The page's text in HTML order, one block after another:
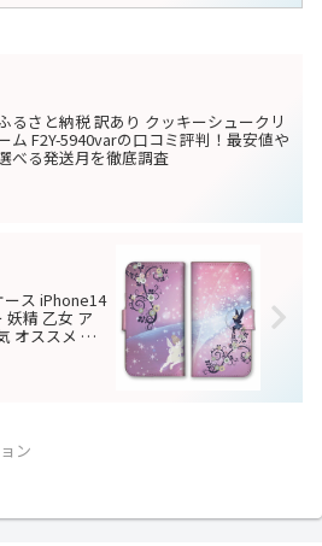
安値やどこで買えるか徹底調査
はじめに：バイカラーでおしゃれを格上
「GROOVER GRAND」の本革切り替え長
財布（...
タオルハンカチ KH8260
判！最安値やどこで買えるか徹底
タオルハンカチが選ばれる理由大切な人
への贈り物や、自分へのちょっとしたご
褒美として、常に高い人気を誇るのが横
浜元町の老舗バッグブランド
「Kitamura（キタムラ）」の小物です。
中でも、日常使いに最適な「...
夏の蒸れから解放！リネン混ワイ
え」の真相を正直レビュー